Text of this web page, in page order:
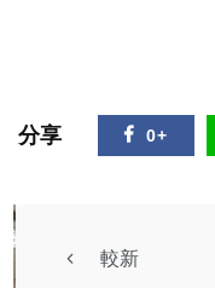
分享 0+
較新